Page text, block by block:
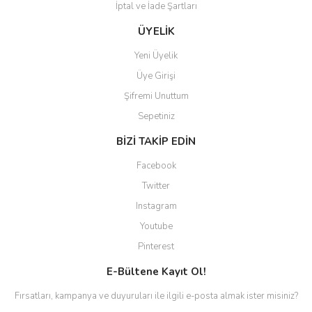
Gönder
İptal ve İade Şartları
ÜYELİK
Yeni Üyelik
Üye Girişi
Şifremi Unuttum
Sepetiniz
BİZİ TAKİP EDİN
Facebook
Twitter
Instagram
Youtube
Pinterest
E-Bültene Kayıt Ol!
Fırsatları, kampanya ve duyuruları ile ilgili e-posta almak ister misiniz?